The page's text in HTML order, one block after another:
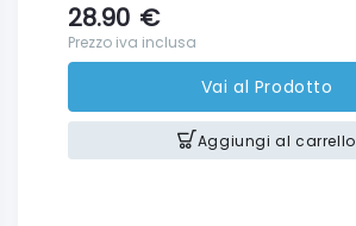
28.90 €
Prezzo iva inclusa
Vai al Prodotto
Aggiungi al carrello